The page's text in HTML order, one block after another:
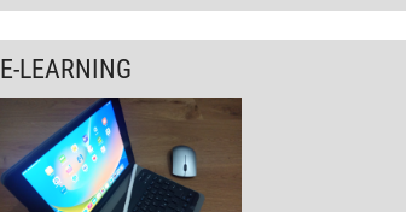
E-LEARNING